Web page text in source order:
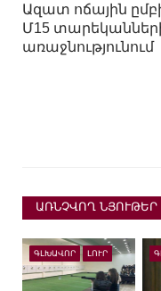
Ազատ ոճային
Մ15
առաջնությունում
ԱՌՆՉՎՈՂ ՆՅՈՒԹԵՐ
ԳԼԽԱՎՈՐ ԼՈՒՐ